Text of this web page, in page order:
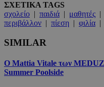
ΣΧΕΤΙΚΑ TAGS
σχολείο | παιδιά | μαθητές |
περιβάλλον | πίεση | φιλία |
SIMILAR
Ο Mattia Vitale των
Summer Poolside